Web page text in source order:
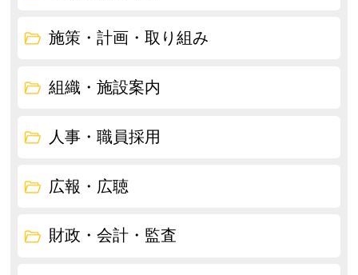
施策・計画・取り組み
組織・施設案内
人事・職員採用
広報・広聴
財政・会計・監査